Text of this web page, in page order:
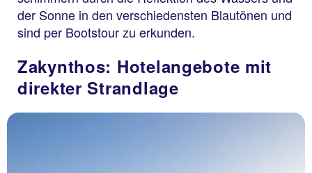
der Sonne in den verschiedensten Blautönen und
sind per Bootstour zu erkunden.
Zakynthos: Hotelangebote mit
direkter Strandlage